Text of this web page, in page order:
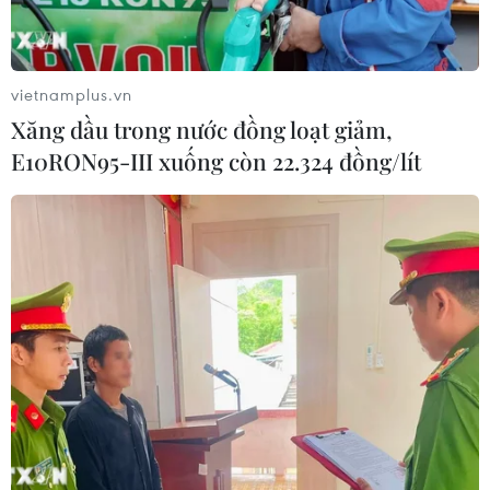
động thời vụ sang Hàn Quốc
06/08/2026 04:11
24 năm tù cho 2 vợ chồng tổ
Khởi tố thêm 6 đối tượng vụ lập
khống hồ sơ bảo hiểm y tế ở Đắk Lắk
05/08/2026 14:55
Vận chuyển quá cảnh hàng giả và
vietnamplus.vn
Xăng dầu trong nước đồng loạt giảm,
E10RON95-III xuống còn 22.324 đồng/lít